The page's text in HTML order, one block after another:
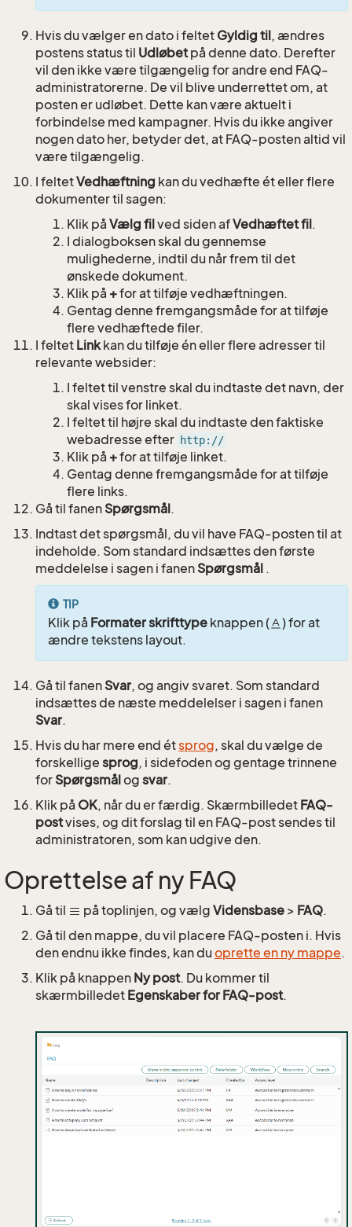
Hvis du vælger en dato i feltet Gyldig til, ændres
postens status til Udløbetpå denne dato. Derefter
vil den ikke være tilgængelig for andre end FAQ-
administratorerne. De vil blive underrettet om, at
posten er udløbet. Dette kan være aktuelt i
forbindelse med kampagner. Hvis du ikke angiver
nogen dato her, betyder det, at FAQ-posten altid vil
være tilgængelig.
I feltetVedhæftning kan du vedhæfte ét eller flere
dokumenter til sagen:
Klik på Vælg fil ved siden afVedhæftet fil.
I dialogboksen skal du gennemse
mulighederne, indtil du når frem til det
ønskede dokument.
Klik på +for at tilføje vedhæftningen.
Gentag denne fremgangsmåde for at tilføje
flere vedhæftede filer.
I feltet Linkkan du tilføje én eller flere adresser til
relevante websider:
I feltet til venstre skal du indtaste det navn, der
skal vises for linket.
I feltet til højre skal du indtaste den faktiske
webadresse efter http://
Klik på +for at tilføje linket.
Gentag denne fremgangsmåde for at tilføje
flere links.
Gå til fanen Spørgsmål.
Indtast det spørgsmål, du vil have FAQ-posten til at
indeholde. Som standard indsættes den første
meddelelse i sagen i fanen Spørgsmål .
TIP
Klik på Formater skrifttype knappen (
) for at
ændre tekstens layout.
Gå til fanen Svar, og angiv svaret. Som standard
indsættes de næste meddelelser i sagen i fanen
Svar.
Hvis du har mere end étsprog, skal du vælge de
forskellige sprog, i sidefoden og gentage trinnene
for Spørgsmål og svar.
Klik på OK, når du er færdig. Skærmbilledet FAQ-
postvises, og dit forslag til en FAQ-post sendes til
administratoren, som kan udgive den.
Oprettelse af ny FAQ
Gå til på toplinjen, og vælg Vidensbase > FAQ.
Gå til den mappe, du vil placere FAQ-posten i. Hvis
den endnu ikke findes, kan duoprette en ny mappe.
Klik på knappen Ny post. Du kommer til
skærmbilledet Egenskaber for FAQ-post.